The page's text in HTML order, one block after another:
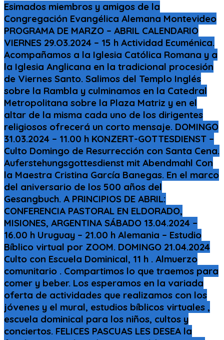
Esimados miembros y amigos de la
Congregación Evangélica Alemana Montevideo
PROGRAMA DE MARZO – ABRIL CALENDARIO
VIERNES 29.O3.2024 – 15 h Actividad Ecuménica.
Acompañamos a la Iglesia Católica Romana y a
la Iglesia Anglicana en la tradicional procesión
de Viernes Santo. Salimos del Templo Inglés
sobre la Rambla y culminamos en la Catedral
Metropolitana sobre la Plaza Matriz y en el
altar de la misma cada uno de los dirigentes
religiosos ofrecerá un corto mensaje. DOMINGO
31.03.2024 – 11.00 h KONZERT-GOTTESDIENST –
Culto Domingo de Resurrección con Santa Cena.
Auferstehungsgottesdienst mit Abendmahl Con
la Maestra Cristina García Banegas. En el marco
del aniversario de los 500 años del
Gesangbuch. A PRINCIPIOS DE ABRIL:
CONFERENCIA PASTORAL EN ELDORADO,
MISIONES, ARGENTINA SÁBADO 13.04.2024 –
16.00 h Uruguay – 21.00 h Alemania – Estudio
Bíblico virtual por ZOOM. DOMINGO 21.04.2024
Culto con Escuela Dominical, 11 h . Almuerzo
comunitario . Compartimos lo que traemos para
comer y beber. Los esperamos en la variada
oferta de actividades que realizamos con los
jóvenes y el mural, estudios bíblicos virtuales ,
escuela dominical para los niños, cultos y
conciertos. FELICES PASCUAS LES DESEA la